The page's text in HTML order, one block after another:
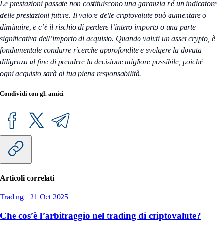
Le prestazioni passate non costituiscono una garanzia né un indicatore
delle prestazioni future. Il valore delle criptovalute può aumentare o
diminuire, e c’è il rischio di perdere l’intero importo o una parte
significativa dell’importo di acquisto. Quando valuti un asset crypto, è
fondamentale condurre ricerche approfondite e svolgere la dovuta
diligenza al fine di prendere la decisione migliore possibile, poiché
ogni acquisto sarà di tua piena responsabilità.
Condividi con gli amici
Articoli correlati
Trading - 21 Oct 2025
Che cos’è l’arbitraggio nel trading di criptovalute?